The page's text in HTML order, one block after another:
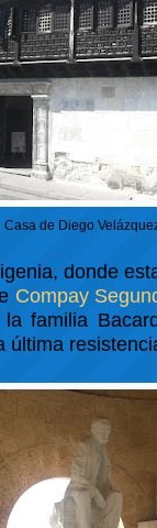
Casa de Diego
donde
Compay
familia